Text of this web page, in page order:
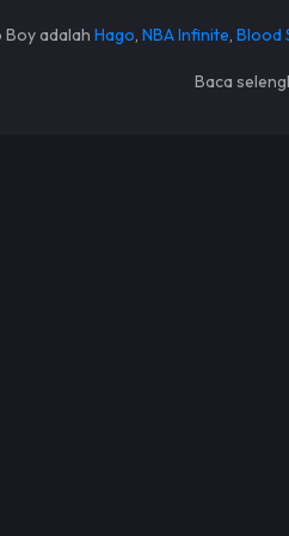
Boy adalah Hago, NBA Infinite, Blood
Baca